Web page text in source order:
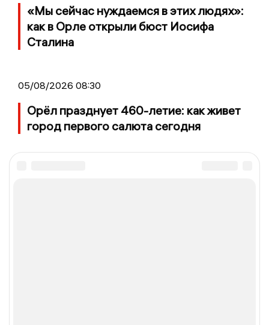
«Мы сейчас нуждаемся в этих людях»:
как в Орле открыли бюст Иосифа
Сталина
05/08/2026 08:30
Орёл празднует 460-летие: как живет
город первого салюта сегодня